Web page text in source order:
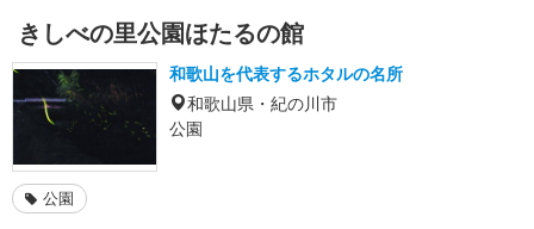
きしべの里公園ほたるの館
和歌山を代表するホタルの名所
和歌山県・紀の川市
公園
公園